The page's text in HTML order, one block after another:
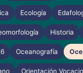
Ecología
Historia
Oceanografía
Orientación